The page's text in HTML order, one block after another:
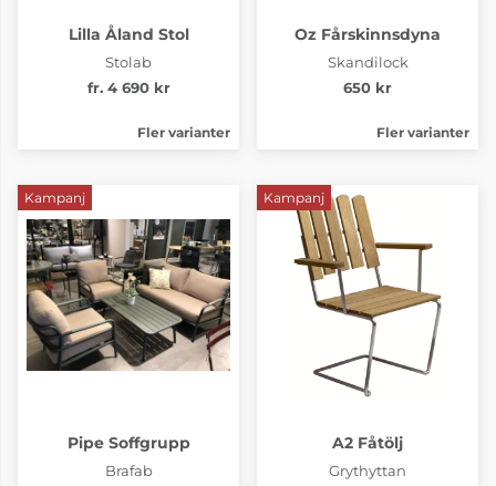
Lilla Åland Stol
Stolab
fr. 4 690 kr
Fler varianter
Oz Fårskinnsdyna
Skandilock
650 kr
Fler varianter
Kampanj
Pipe Soffgrupp
Brafab
Kampanj
A2 Fåtölj
Grythyttan